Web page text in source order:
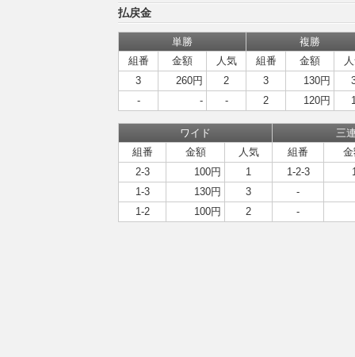
払戻金
単勝
複勝
組番
金額 人気 組番 金額
3
260円 2 3 130円
-
- - 2 120円
ワイド
三
組番
金額 人気 組番
2-3
100円 1 1-2-3
1-3
130円 3
-
1-2
100円 2 -